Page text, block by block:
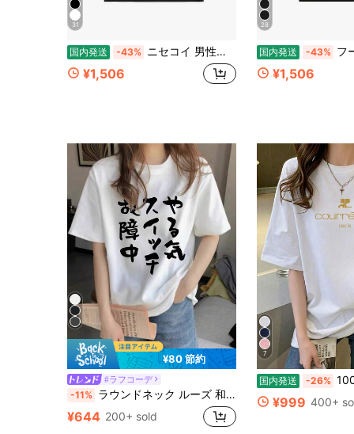
31
国内発送 -43% ニセコイ 男性は快適なスポーツ半袖、男性はゆったりとしたカジュアルな個性的なクールなtシャツを着ています
¥1,506
28
国内発送 -43% フート付きＴシャツ 半袖パーカー & Co. ロゴプ
¥1,506
¥80 節約
#ラフコーデ
-11% ラウンドネック ルーズ 和文字プリント カジュアル 半袖Tシャツ、春夏 ホワイト
¥644 200+ sold
7
国内発送 -26% 100％綿半袖 レディース
¥999 400+